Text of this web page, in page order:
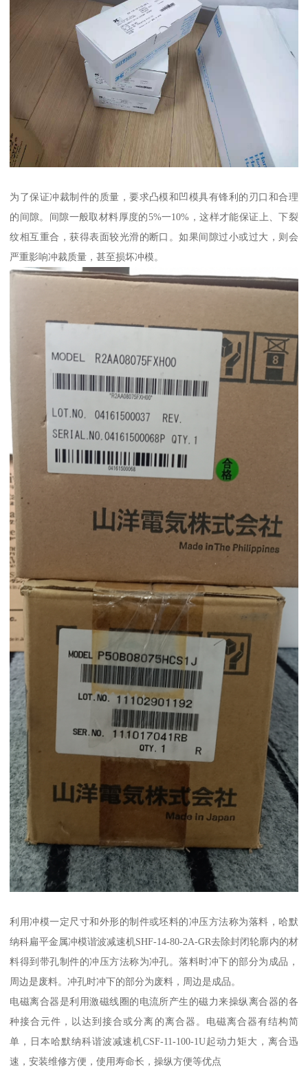
为了保证冲裁制件的质量，要求凸模和凹模具有锋利的刃口和合理
的间隙。间隙一般取材料厚度的5%一10%，这样才能保证上、下裂
纹相互重合，获得表面较光滑的断口。如果间隙过小或过大，则会
严重影响冲裁质量，甚至损坏冲模。
利用冲模一定尺寸和外形的制件或坯料的冲压方法称为落料，哈默
纳科扁平金属冲模谐波减速机SHF-14-80-2A-GR去除封闭轮廓内的材
料得到带孔制件的冲压方法称为冲孔。落料时冲下的部分为成品，
周边是废料。冲孔时冲下的部分为废料，周边是成品。
电磁离合器是利用激磁线圈的电流所产生的磁力来操纵离合器的各
种接合元件，以达到接合或分离的离合器。电磁离合器有结构简
单，日本哈默纳科谐波减速机CSF-11-100-1U起动力矩大，离合迅
速，安装维修方便，使用寿命长，操纵方便等优点